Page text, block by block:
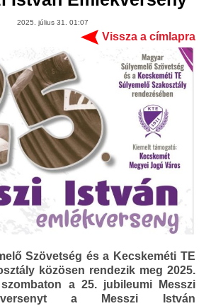
2025. július 31. 01:07
Vissza a címlapra
Szövetség és a Kecskeméti TE
közösen rendezik meg 2025.
a 25. jubileumi Messzi
a Messzi István